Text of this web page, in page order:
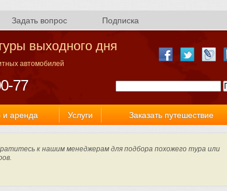
Задать вопрос Подписка
выходного дня
автомобилей
77
и аренда Услуги Заказать путешествие
к нашим менеджерам для подбора похожего тура или